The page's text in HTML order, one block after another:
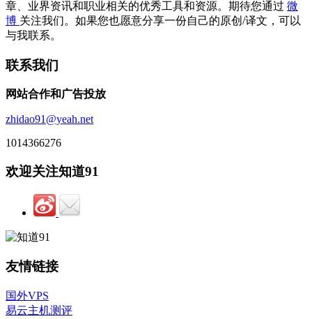
章、业界资讯和职业相关的优秀工具和资源。期待您通过 微
博 关注我们。如果您也愿意分享一份自己的原创/译文，可以
与我联系。
联系我们
网站合作和广告投放
zhidao91@yeah.net
1014366276
欢迎关注知道91
友情链接
国外VPS
易云主机测评